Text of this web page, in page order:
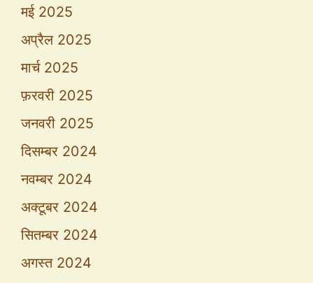
मई 2025
अप्रैल 2025
मार्च 2025
फ़रवरी 2025
जनवरी 2025
दिसम्बर 2024
नवम्बर 2024
अक्टूबर 2024
सितम्बर 2024
अगस्त 2024